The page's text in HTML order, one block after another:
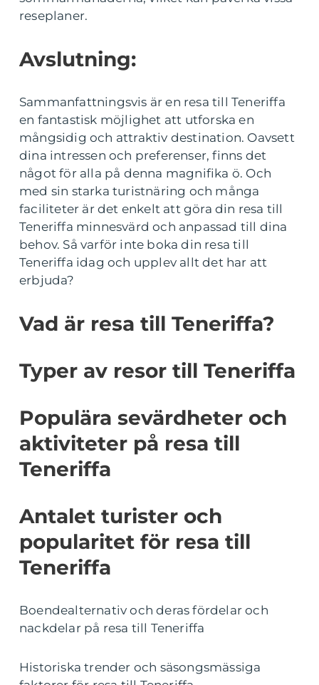
reseplaner.
Avslutning:
Sammanfattningsvis är en resa till Teneriffa
en fantastisk möjlighet att utforska en
mångsidig och attraktiv destination. Oavsett
dina intressen och preferenser, finns det
något för alla på denna magnifika ö. Och
med sin starka turistnäring och många
faciliteter är det enkelt att göra din resa till
Teneriffa minnesvärd och anpassad till dina
behov. Så varför inte boka din resa till
Teneriffa idag och upplev allt det har att
erbjuda?
Vad är resa till Teneriffa?
Typer av resor till Teneriffa
Populära sevärdheter och
aktiviteter på resa till
Teneriffa
Antalet turister och
popularitet för resa till
Teneriffa
Boendealternativ och deras fördelar och
nackdelar på resa till Teneriffa
Historiska trender och säsongsmässiga